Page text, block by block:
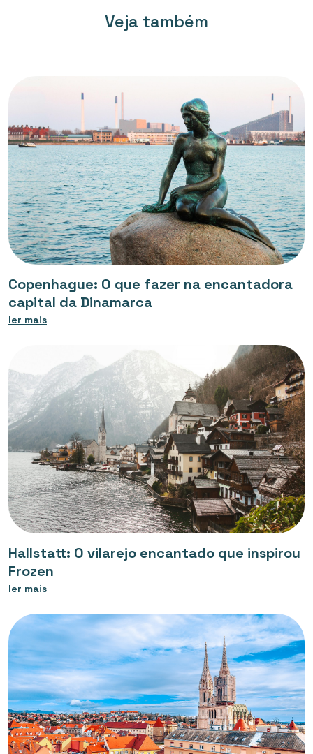
Veja também
Copenhague: O que fazer na encantadora
capital da Dinamarca
ler mais
Hallstatt: O vilarejo encantado que inspirou
Frozen
ler mais